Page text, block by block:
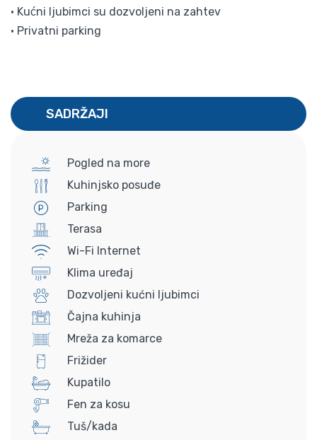
• Kućni ljubimci su dozvoljeni na zahtev
• Privatni parking
SADRŽAJI
Pogled na more
Kuhinjsko posuđe
Parking
Terasa
Wi-Fi Internet
Klima uređaj
Dozvoljeni kućni ljubimci
Čajna kuhinja
Mreža za komarce
Frižider
Kupatilo
Fen za kosu
Tuš/kada